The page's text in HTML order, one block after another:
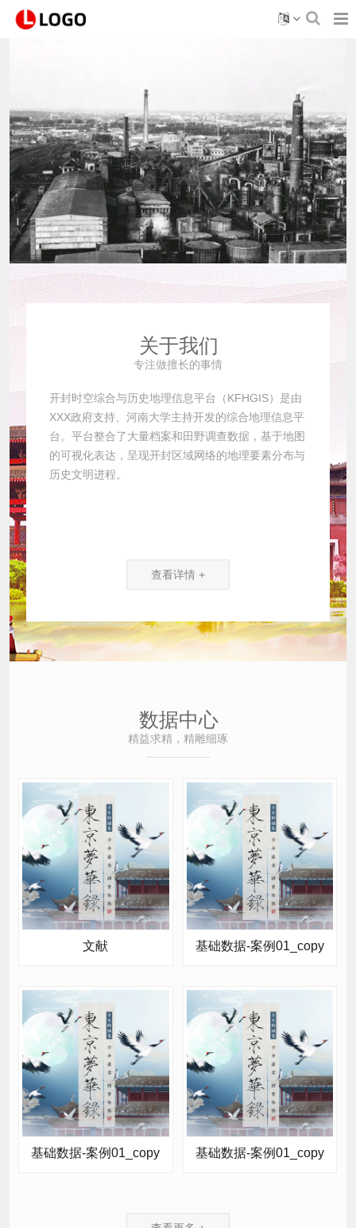
The ancient city of Kaifeng
立即查看
关于我们
专注做擅长的事情
开封时空综合与历史地理信息平台（KFHGIS）是由
XXX政府支持、河南大学主持开发的综合地理信息平
台。平台整合了大量档案和田野调查数据，基于地图
的可视化表达，呈现开封区域网络的地理要素分布与
历史文明进程。
查看详情 +
数据中心
精益求精，精雕细琢
文献 基础数据-案例01_copy
基础数据-案例01_copy 基础数据-案例01_copy
查看更多 +